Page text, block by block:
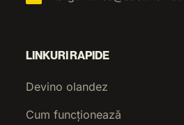
LINKURI RAPIDE
Devino olandez
Cum funcționează